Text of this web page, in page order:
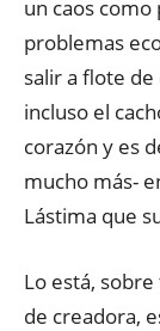
un caos
problemas
salir a flote
incluso el
corazón y es
mucho más-
Lástima que
Lo está,
de creadora,